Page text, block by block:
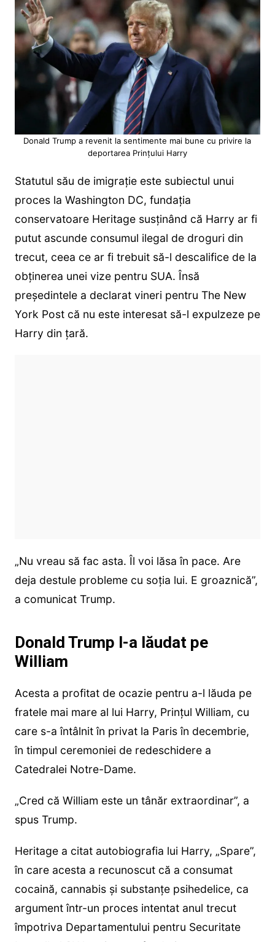
Donald Trump a revenit la sentimente mai bune cu privire la
deportarea Prințului Harry
Statutul său de imigrație este subiectul unui
proces la Washington DC, fundația
conservatoare Heritage susținând că Harry ar fi
putut ascunde consumul ilegal de droguri din
trecut, ceea ce ar fi trebuit să-l descalifice de la
obținerea unei vize pentru SUA. Însă
președintele a declarat vineri pentru The New
York Post că nu este interesat să-l expulzeze pe
Harry din țară.
„Nu vreau să fac asta. Îl voi lăsa în pace. Are
deja destule probleme cu soția lui. E groaznică”,
a comunicat Trump.
Donald Trump l-a lăudat pe
William
Acesta a profitat de ocazie pentru a-l lăuda pe
fratele mai mare al lui Harry, Prințul William, cu
care s-a întâlnit în privat la Paris în decembrie,
în timpul ceremoniei de redeschidere a
Catedralei Notre-Dame.
„Cred că William este un tânăr extraordinar”, a
spus Trump.
Heritage a citat autobiografia lui Harry, „Spare”,
în care acesta a recunoscut că a consumat
cocaină, cannabis și substanțe psihedelice, ca
argument într-un proces intentat anul trecut
împotriva Departamentului pentru Securitate